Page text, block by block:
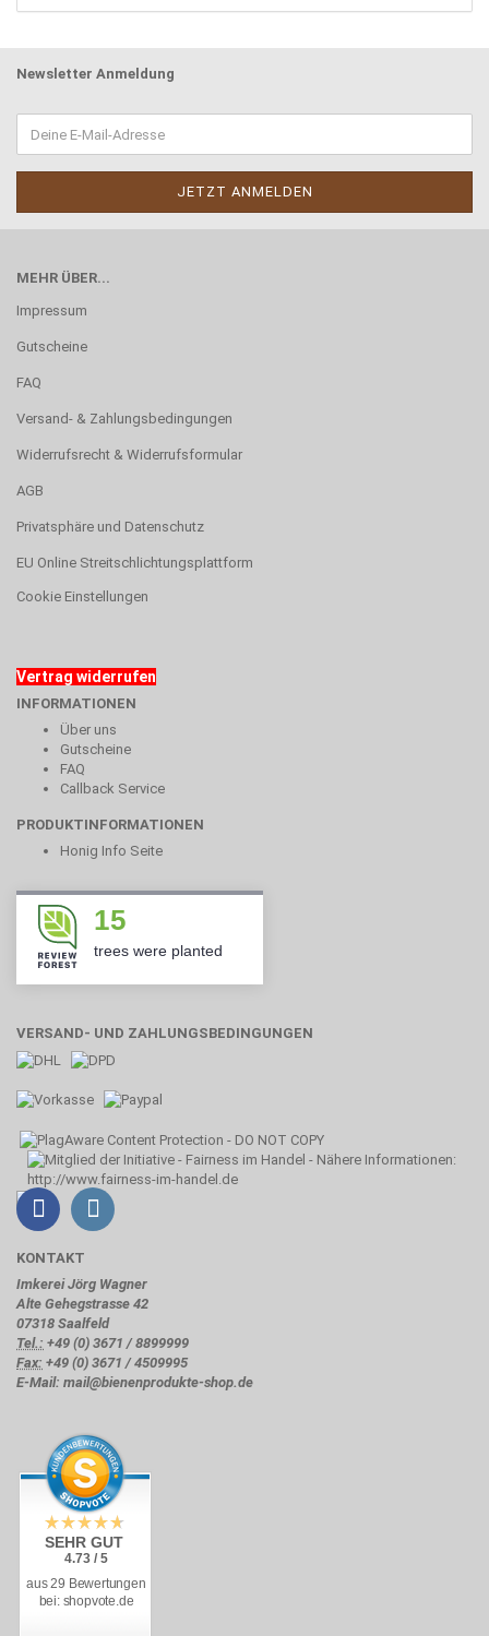
Newsletter Anmeldung
MEHR ÜBER...
Impressum
Gutscheine
FAQ
Versand- & Zahlungsbedingungen
Widerrufsrecht & Widerrufsformular
AGB
Privatsphäre und Datenschutz
EU Online Streitschlichtungsplattform
Cookie Einstellungen
Vertrag widerrufen
INFORMATIONEN
Über uns
Gutscheine
FAQ
Callback Service
PRODUKTINFORMATIONEN
Honig Info Seite
15
trees were planted
VERSAND- UND ZAHLUNGSBEDINGUNGEN
KONTAKT
Imkerei Jörg Wagner
Alte Gehegstrasse 42
07318 Saalfeld
Tel.: +49 (0) 3671 / 8899999
Fax: +49 (0) 3671 / 4509995
E-Mail: mail@bienenprodukte-shop.de
SEHR GUT
4.73 / 5
aus 29 Bewertungen
bei: shopvote.de